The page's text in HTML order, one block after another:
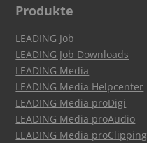
Produkte
LEADING Job
LEADING Job Downloads
LEADING Media
LEADING Media Helpcenter
LEADING Media proDigi
LEADING Media proAudio
LEADING Media proClipping